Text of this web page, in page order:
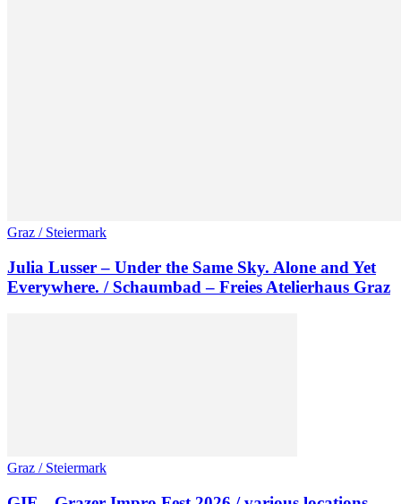
Graz / Steiermark
Julia Lusser – Under the Same Sky. Alone and Yet
Everywhere. / Schaumbad – Freies Atelierhaus Graz
Graz / Steiermark